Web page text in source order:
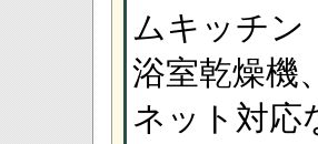
ムキッチン
浴室乾燥機
ネット対応